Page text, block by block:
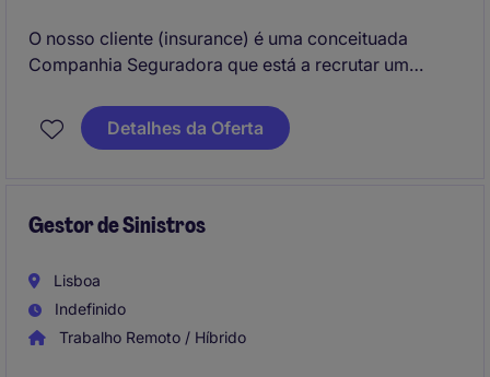
O nosso cliente (insurance) é uma conceituada
Companhia Seguradora que está a recrutar um
escritórios em Lisboa (Lisbon). Irá avaliar e
subscrever riscos de Acidentes de Trabalho,
articulação com equipas internas e parceiros.
Detalhes da Oferta
Gestor de Sinistros
Lisboa
Indefinido
Trabalho Remoto / Híbrido